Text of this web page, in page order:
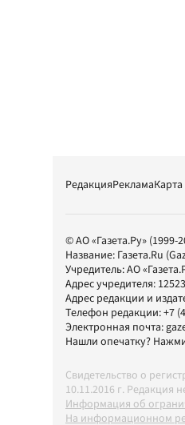
РедакцияРекламаКарта
© АО «Газета.Ру» (1999-
Название: Газета.Ru
Учредитель:АО
Адрес учредителя:
Адрес редакции и
Телефон редакции:+7
Электронная почта:
Нашли опечатку?
Свидетельство о
10.11.2016 г. Редакция
Информация об
На информационном